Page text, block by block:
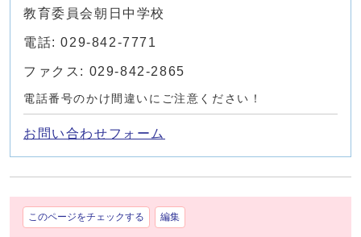
教育委員会朝日中学校
電話: 029-842-7771
ファクス: 029-842-2865
電話番号のかけ間違いにご注意ください！
お問い合わせフォーム
このページをチェックする 編集